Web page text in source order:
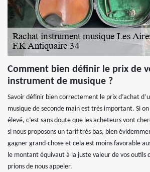
Comment bien définir le prix de
instrument de musique ?
Savoir définir bien correctement le prix d’achat
musique de seconde main est très important. Si
élevé, c’est sans doute que les acheteurs vont
si nous proposons un tarif très bas, bien
gagner grand-chose et cela est moins favorable
le montant équivaut à la juste valeur de vos outils
prions de nous appeler.